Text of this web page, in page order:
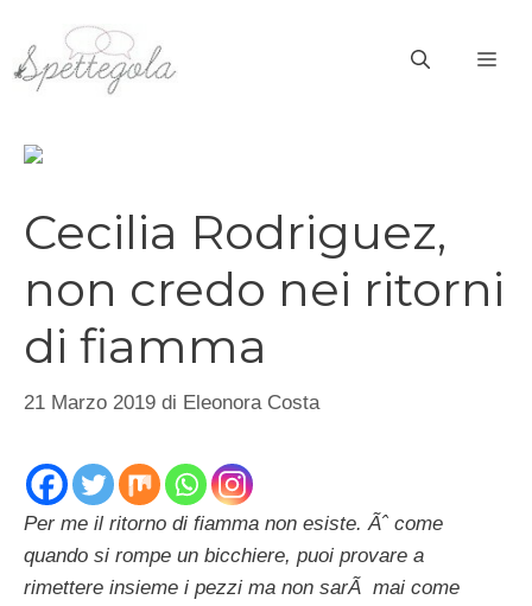
contenuto
Cecilia Rodriguez,
non credo nei ritorni
di fiamma
21 Marzo 2019 di Eleonora Costa
Per me il ritorno di fiamma non esiste. Ãˆ come
quando si rompe un bicchiere, puoi provare a
rimettere insieme i pezzi ma non sarÃ mai come